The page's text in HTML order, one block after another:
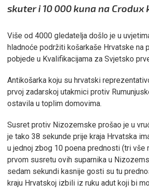
skuter i 10 000 kuna na Crodux
Više od 4000 gledatelja došlo je u
hladnoće podržiti košarkaše Hrvatske na
pobjede u Kvalifikacijama za Svjetsko
Antikošarka koju su hrvatski
prvoj zadarskoj utakmici protiv
ostavila u toplim domovima.
Susret protiv Nizozemske prošao je u
je tako 38 sekunde prije kraja Hrvatska
u jednoj zbog 10 poena prednosti (tri vše
prvom susretu ovih suparnika u
sedam sekundi kasnije gosti su tu
kraju Hrvatskoj izbili iz ruku adut koji bi